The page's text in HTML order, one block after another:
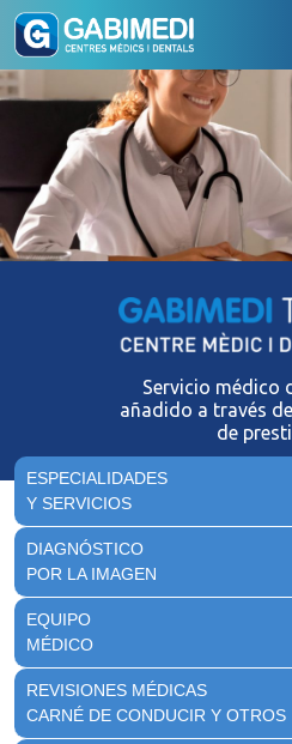
Servicio médico
añadido a través
de
ESPECIALIDADES
Y SERVICIOS
DIAGNÓSTICO
POR LA IMAGEN
EQUIPO
MÉDICO
REVISIONES MÉDICAS
CARNÉ DE CONDUCIR Y OTROS